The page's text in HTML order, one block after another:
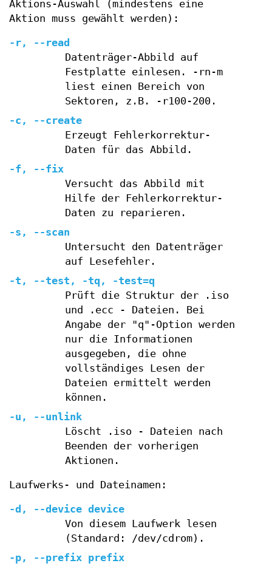
Aktions-Auswahl (mindestens eine
Aktion muss gewählt werden):
-r, --read
Datenträger-Abbild auf
Festplatte einlesen. -rn-m
liest einen Bereich von
Sektoren, z.B. -r100-200.
-c, --create
Erzeugt Fehlerkorrektur-
Daten für das Abbild.
-f, --fix
Versucht das Abbild mit
Hilfe der Fehlerkorrektur-
Daten zu reparieren.
-s, --scan
Untersucht den Datenträger
auf Lesefehler.
-t, --test, -tq, -test=q
Prüft die Struktur der .iso
und .ecc - Dateien. Bei
Angabe der "q"-Option werden
nur die Informationen
ausgegeben, die ohne
vollständiges Lesen der
Dateien ermittelt werden
können.
-u, --unlink
Löscht .iso - Dateien nach
Beenden der vorherigen
Aktionen.
Laufwerks- und Dateinamen:
-d, --device device
Von diesem Laufwerk lesen
(Standard: /dev/cdrom).
-p, --prefix prefix